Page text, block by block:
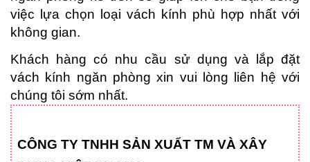
việc lựa chọn loại vách kính phù hợp nhất với
không gian.
Khách hàng có nhu cầu sử dụng và lắp đặt
vách kính ngăn phòng xin vui lòng liên hệ với
chúng tôi sớm nhất.
CÔNG TY TNHH SẢN XUẤT TM VÀ XÂY